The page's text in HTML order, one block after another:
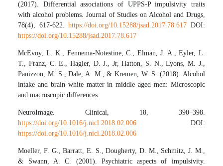
(2017). Differential associations of UPPS-P impulsivity traits
with alcohol problems. Journal of Studies on Alcohol and Drugs,
78(4), 617-622.https://doi.org/10.15288/jsad.2017.78.617 DOI:
https://doi.org/10.15288/jsad.2017.78.617
McEvoy, L. K., Fennema-Notestine, C., Elman, J. A., Eyler, L.
T., Franz, C. E., Hagler, D. J., Jr, Hatton, S. N., Lyons, M. J.,
Panizzon, M. S., Dale, A. M., & Kremen, W. S. (2018). Alcohol
intake and brain white matter in middle aged men: Microscopic
and macroscopic differences.
NeuroImage. Clinical, 18, 390–398.
https://doi.org/10.1016/j.nicl.2018.02.006 DOI:
https://doi.org/10.1016/j.nicl.2018.02.006
Moeller, F. G., Barratt, E. S., Dougherty, D. M., Schmitz, J. M.,
& Swann, A. C. (2001). Psychiatric aspects of impulsivity.